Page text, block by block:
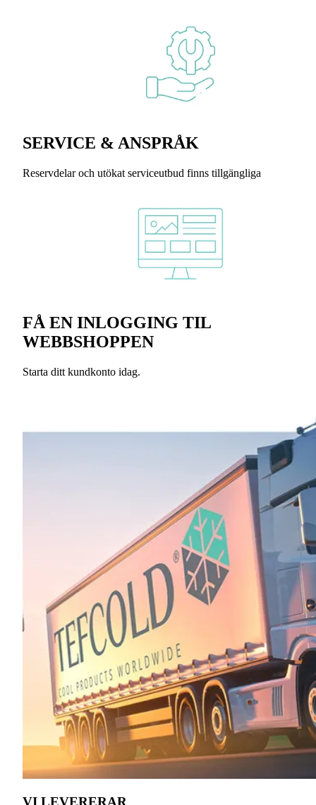
SERVICE & ANSPRÅK
Reservdelar och utökat serviceutbud finns tillgängliga
FÅ EN INLOGGING TIL
WEBBSHOPPEN
Starta ditt kundkonto idag.